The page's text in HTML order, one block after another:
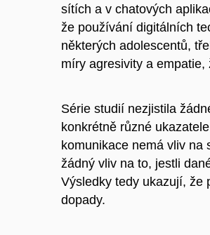
sítích a v chatových
že používání digitálních
některých adolescentů,
míry agresivity a empatie,
Série studií nezjistila
konkrétně různé
komunikace nemá vliv na
žádný vliv na to, jestli
Výsledky tedy ukazují, že
dopady.